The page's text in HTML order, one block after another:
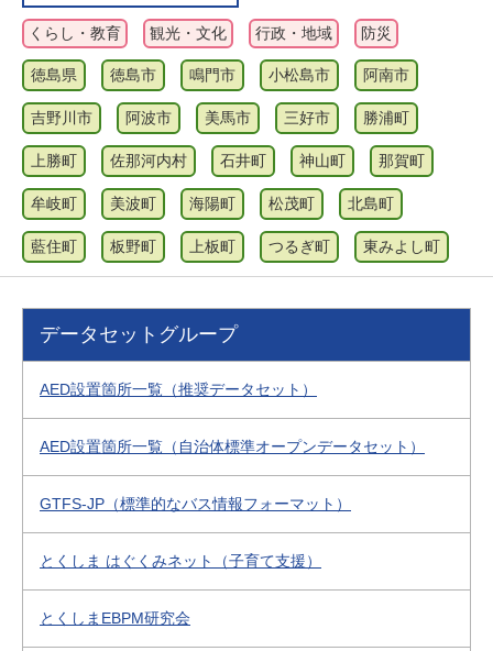
くらし・教育 観光・文化 行政・地域 防災
徳島県 徳島市 鳴門市 小松島市 阿南市
吉野川市 阿波市 美馬市 三好市 勝浦町
上勝町 佐那河内村 石井町 神山町 那賀町
牟岐町 美波町 海陽町 松茂町 北島町
藍住町 板野町 上板町 つるぎ町 東みよし町
データセットグループ
AED設置箇所一覧（推奨データセット）
AED設置箇所一覧（自治体標準オープンデータセット）
GTFS-JP（標準的なバス情報フォーマット）
とくしま はぐくみネット（子育て支援）
とくしまEBPM研究会